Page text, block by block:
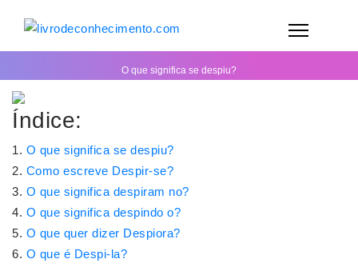
O que significa se despiu?
Índice:
O que significa se despiu?
Como escreve Despir-se?
O que significa despiram no?
O que significa despindo o?
O que quer dizer Despiora?
O que é Despi-la?